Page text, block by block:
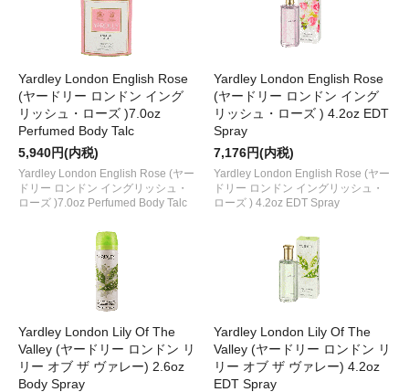
Yardley London English Rose
(ヤードリー ロンドン イング
リッシュ・ローズ )7.0oz
Perfumed Body Talc
5,940円(内税)
Yardley London English Rose (ヤー
ドリー ロンドン イングリッシュ・
ローズ )7.0oz Perfumed Body Talc
Yardley London English Rose
(ヤードリー ロンドン イング
リッシュ・ローズ ) 4.2oz EDT
Spray
7,176円(内税)
Yardley London English Rose (ヤー
ドリー ロンドン イングリッシュ・
ローズ ) 4.2oz EDT Spray
Yardley London Lily Of The
Valley (ヤードリー ロンドン リ
リー オブ ザ ヴァレー) 2.6oz
Body Spray
Yardley London Lily Of The
Valley (ヤードリー ロンドン リ
リー オブ ザ ヴァレー) 4.2oz
EDT Spray